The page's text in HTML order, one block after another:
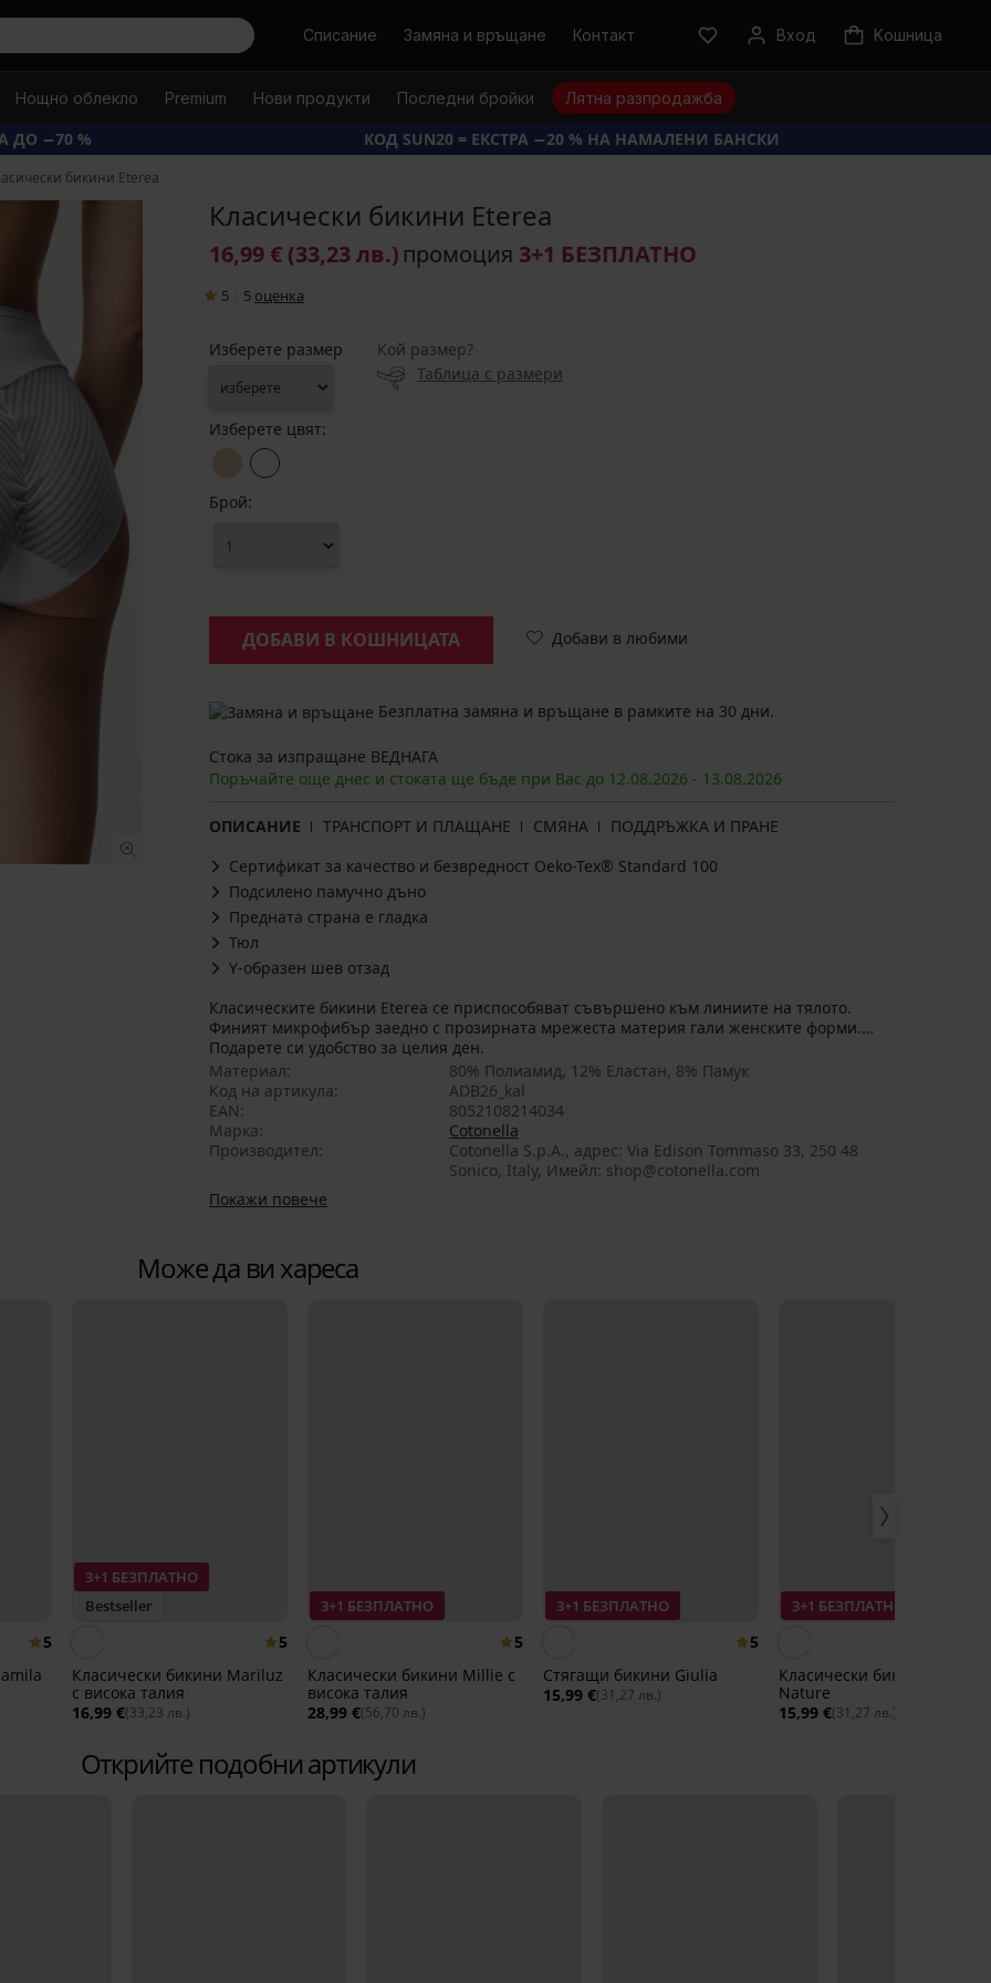
ТърсиСписание Замяна и връщане Контакт Вход Kошница
Нощно облекло Premium Нови продукти Последни бройки Лятна разпродажба
ДО −70 % КОД SUN20 = ЕКСТРА −20 % НА НАМАЛЕНИ БАНСКИ
бикини Eterea
Класически бикини Eterea
16,99 € (33,23 лв.) промоция 3+1 БЕЗПЛАТНО
5 5 oценка
Изберете размер
Кой размер?
Таблица с размери
Изберете цвят:
Брой:
ДОБАВИ В КОШНИЦАТА Добави в любими
Безплатна замяна и връщане в рамките на 30 дни.
Стока за изпращане ВЕДНАГА
Поръчайте още днес и стоката ще бъде при Вас до 12.08.2026 - 13.08.2026
ОПИСАНИЕ ТРАНСПОРТ И ПЛАЩАНЕ СМЯНА
ПОДДРЪЖКА И ПРАНЕ
Сертификат за качество и безвредност Oeko-Tex® Standard 100
Подсилено памучно дъно
Предната страна е гладка
Тюл
Y-образен шев отзад
Класическите бикини Eterea се приспособяват съвършено към линиите на тялото.
Финият микрофибър заедно с прозирната мрежеста материя гали женските форми.
Подарете си удобство за целия ден.
Материал
80% Полиамид, 12% Еластан, 8% Памук
Код на артикула
ADB26_kal
EAN
8052108214034
Марка
Cotonella
Производител
Cotonella S.p.A., aдрес: Via Edison Tommaso 33, 250 48
Sonico, Italy, Имейл: shop@cotonella.com
Покажи повече
Може да ви хареса
5
3+1 БЕЗПЛАТНО
Bestseller
5
Класически бикини Mariluz
с висока талия
16,99 €(33,23 лв.)
3+1 БЕЗПЛАТНО
5
Класически бикини Millie с
висока талия
28,99 €(56,70 лв.)
3+1 БЕЗПЛАТНО
5
Стягащи бикини Giulia
15,99 €(31,27 лв.)
3+1 БЕЗПЛАТНО
Класически бикини Lace
Nature
15,99 €(31,27 лв.)
Открийте подобни артикули